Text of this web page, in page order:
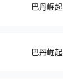
巴丹崛起
巴丹崛起